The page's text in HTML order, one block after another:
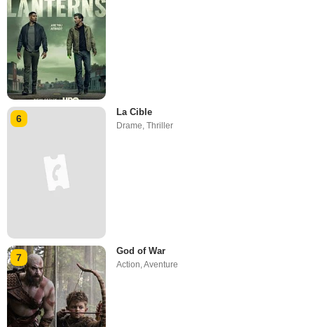
6
La Cible
Drame,Thriller
7
God of War
Action,Aventure